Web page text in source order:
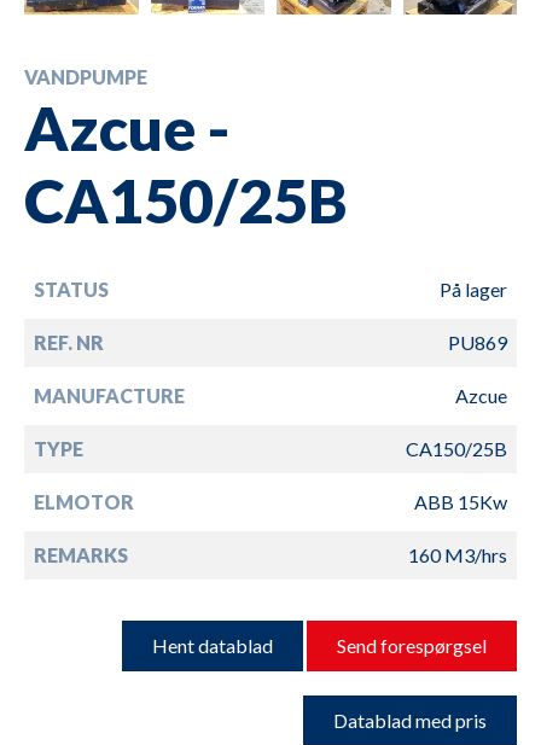
VANDPUMPE
Azcue -
CA150/25B
STATUS På lager
REF. NR PU869
MANUFACTURE Azcue
TYPE CA150/25B
ELMOTOR ABB 15Kw
REMARKS 160 M3/hrs
Hent datablad Send forespørgsel
Datablad med pris